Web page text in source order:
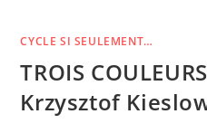
CYCLE SI SEULEMENT…
TROIS
Krzysztof